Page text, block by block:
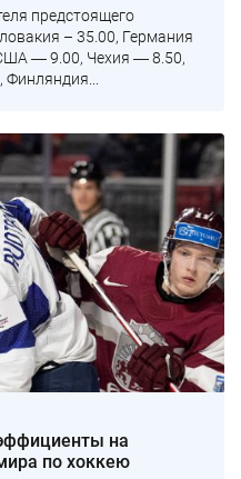
предстоящего
– 35.00, Германия
― 9.00, Чехия ― 8.50,
на
по хоккею